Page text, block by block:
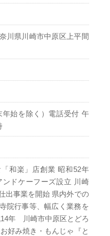
川県川崎市中原区上平間
年始を除く）電話受付 午
和楽」店創業 昭和52年
ンドケーフーズ設立 川崎
出事業を開始 県内外での
院行事等、幅広く業務を
年 川崎市中原区とどろ
好み焼き・もんじゃ『と